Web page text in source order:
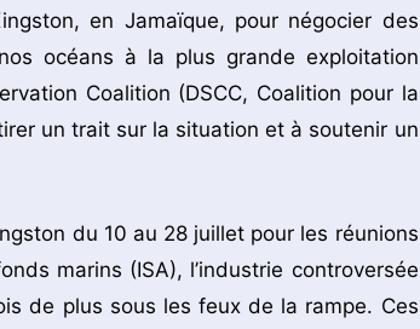
en Jamaïque, pour négocier des
océans à la plus grande exploitation
Coalition (DSCC, Coalition pour la
un trait sur la situation et à soutenir un
du 10 au 28 juillet pour les réunions
marins (ISA), l’industrie controversée
de plus sous les feux de la rampe. Ces